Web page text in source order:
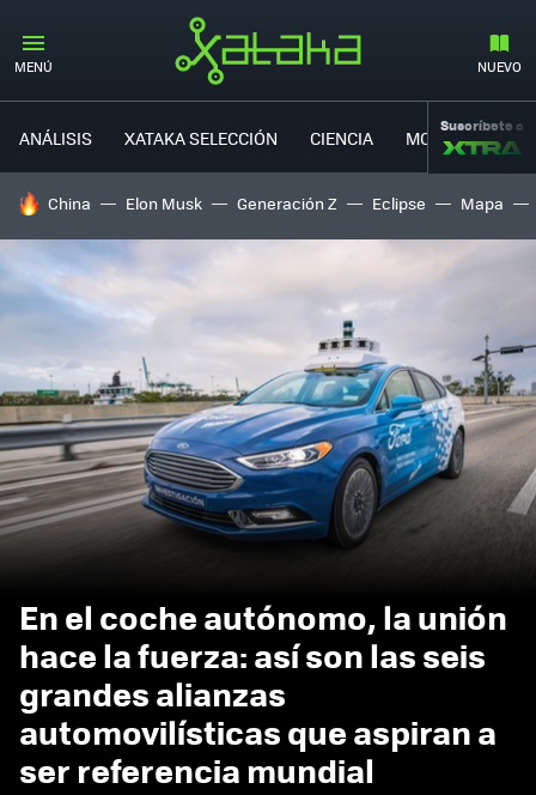
MENÚ NUEVO
ANÁLISIS XATAKA SELECCIÓN CIENCIA MOVILIDAD
Suscríbete a
HOY SE HABLA DE
China Elon Musk Generación Z Eclipse Mapa
En el coche autónomo, la unión
hace la fuerza: así son las seis
grandes alianzas
automovilísticas que aspiran a
ser referencia mundial